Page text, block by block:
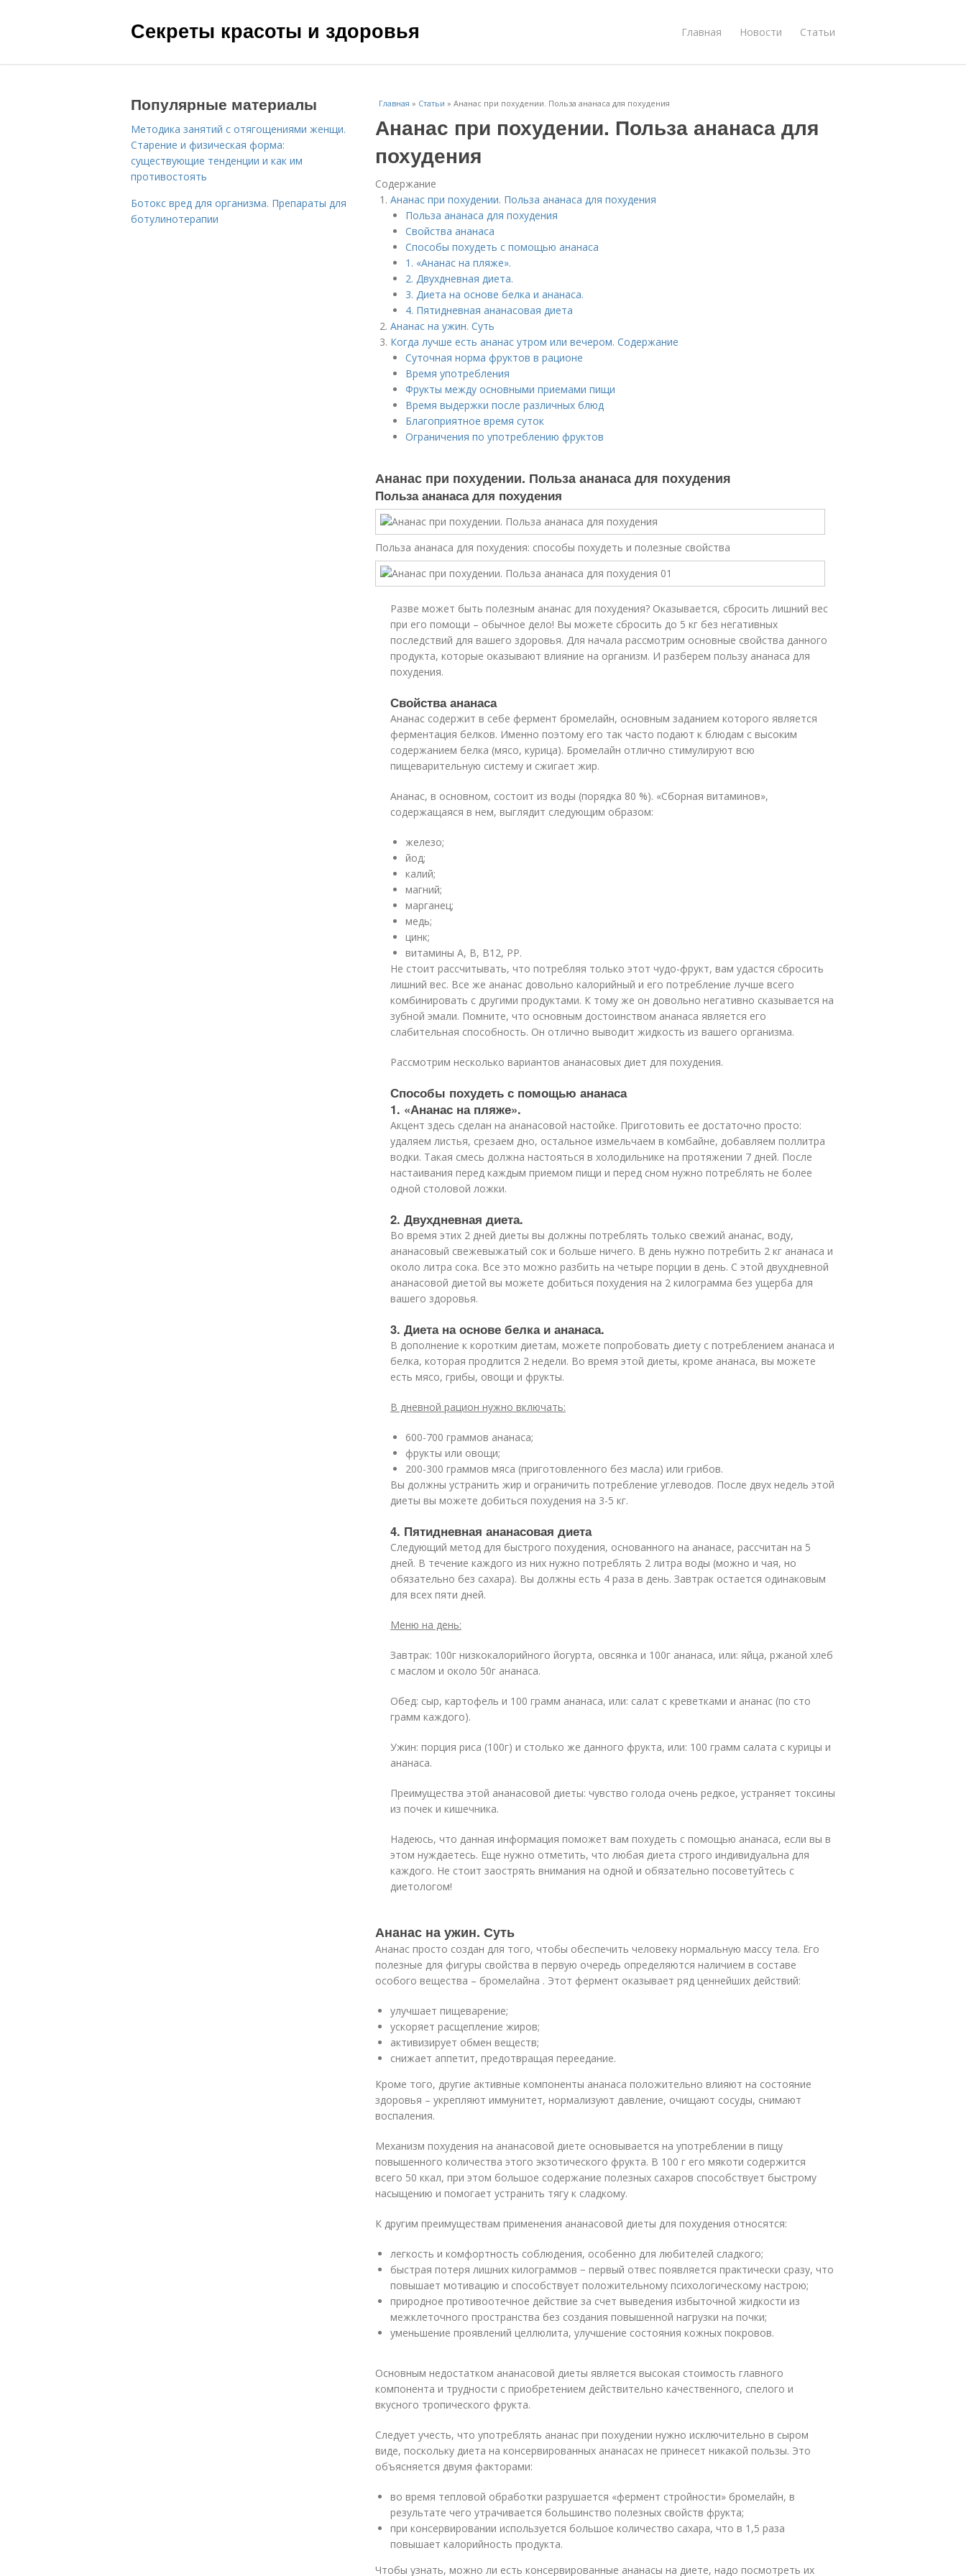
Секреты красоты и здоровья Главная Новости Статьи
Главная » Статьи » Ананас при похудении. Польза ананаса для похудения
Ананас при похудении. Польза ананаса для
похудения
Содержание
Ананас при похудении. Польза ананаса для похудения
Польза ананаса для похудения
Свойства ананаса
Способы похудеть с помощью ананаса
1. «Ананас на пляже».
2. Двухдневная диета.
3. Диета на основе белка и ананаса.
4. Пятидневная ананасовая диета
Ананас на ужин. Суть
Когда лучше есть ананас утром или вечером. Содержание
Суточная норма фруктов в рационе
Время употребления
Фрукты между основными приемами пищи
Время выдержки после различных блюд
Благоприятное время суток
Ограничения по употреблению фруктов
Ананас при похудении. Польза ананаса для похудения
Польза ананаса для похудения
Польза ананаса для похудения: способы похудеть и полезные свойства
Разве может быть полезным ананас для похудения? Оказывается, сбросить лишний вес
при его помощи – обычное дело! Вы можете сбросить до 5 кг без негативных
последствий для вашего здоровья. Для начала рассмотрим основные свойства данного
продукта, которые оказывают влияние на организм. И разберем пользу ананаса для
похудения.
Свойства ананаса
Ананас содержит в себе фермент бромелайн, основным заданием которого является
ферментация белков. Именно поэтому его так часто подают к блюдам с высоким
содержанием белка (мясо, курица). Бромелайн отлично стимулируют всю
пищеварительную систему и сжигает жир.
Ананас, в основном, состоит из воды (порядка 80 %). «Сборная витаминов»,
содержащаяся в нем, выглядит следующим образом:
железо;
йод;
калий;
магний;
марганец;
медь;
цинк;
витамины А, В, В12, РР.
Не стоит рассчитывать, что потребляя только этот чудо-фрукт, вам удастся сбросить
лишний вес. Все же ананас довольно калорийный и его потребление лучше всего
комбинировать с другими продуктами. К тому же он довольно негативно сказывается на
зубной эмали. Помните, что основным достоинством ананаса является его
слабительная способность. Он отлично выводит жидкость из вашего организма.
Рассмотрим несколько вариантов ананасовых диет для похудения.
Способы похудеть с помощью ананаса
1. «Ананас на пляже».
Акцент здесь сделан на ананасовой настойке. Приготовить ее достаточно просто:
удаляем листья, срезаем дно, остальное измельчаем в комбайне, добавляем поллитра
водки. Такая смесь должна настояться в холодильнике на протяжении 7 дней. После
настаивания перед каждым приемом пищи и перед сном нужно потреблять не более
одной столовой ложки.
2. Двухдневная диета.
Во время этих 2 дней диеты вы должны потреблять только свежий ананас, воду,
ананасовый свежевыжатый сок и больше ничего. В день нужно потребить 2 кг ананаса и
около литра сока. Все это можно разбить на четыре порции в день. С этой двухдневной
ананасовой диетой вы можете добиться похудения на 2 килограмма без ущерба для
вашего здоровья.
3. Диета на основе белка и ананаса.
В дополнение к коротким диетам, можете попробовать диету с потреблением ананаса и
белка, которая продлится 2 недели. Во время этой диеты, кроме ананаса, вы можете
есть мясо, грибы, овощи и фрукты.
В дневной рацион нужно включать:
600-700 граммов ананаса;
фрукты или овощи;
200-300 граммов мяса (приготовленного без масла) или грибов.
Вы должны устранить жир и ограничить потребление углеводов. После двух недель этой
диеты вы можете добиться похудения на 3-5 кг.
4. Пятидневная ананасовая диета
Следующий метод для быстрого похудения, основанного на ананасе, рассчитан на 5
дней. В течение каждого из них нужно потреблять 2 литра воды (можно и чая, но
обязательно без сахара). Вы должны есть 4 раза в день. Завтрак остается одинаковым
для всех пяти дней.
Меню на день:
Завтрак: 100г низкокалорийного йогурта, овсянка и 100г ананаса, или: яйца, ржаной хлеб
с маслом и около 50г ананаса.
Обед: сыр, картофель и 100 грамм ананаса, или: салат с креветками и ананас (по сто
грамм каждого).
Ужин: порция риса (100г) и столько же данного фрукта, или: 100 грамм салата с курицы и
ананаса.
Преимущества этой ананасовой диеты: чувство голода очень редкое, устраняет токсины
из почек и кишечника.
Надеюсь, что данная информация поможет вам похудеть с помощью ананаса, если вы в
этом нуждаетесь. Еще нужно отметить, что любая диета строго индивидуальна для
каждого. Не стоит заострять внимания на одной и обязательно посоветуйтесь с
диетологом!
Ананас на ужин. Суть
Ананас просто создан для того, чтобы обеспечить человеку нормальную массу тела. Его
полезные для фигуры свойства в первую очередь определяются наличием в составе
особого вещества – бромелайна . Этот фермент оказывает ряд ценнейших действий:
улучшает пищеварение;
ускоряет расщепление жиров;
активизирует обмен веществ;
снижает аппетит, предотвращая переедание.
Кроме того, другие активные компоненты ананаса положительно влияют на состояние
здоровья – укрепляют иммунитет, нормализуют давление, очищают сосуды, снимают
воспаления.
Механизм похудения на ананасовой диете основывается на употреблении в пищу
повышенного количества этого экзотического фрукта. В 100 г его мякоти содержится
всего 50 ккал, при этом большое содержание полезных сахаров способствует быстрому
насыщению и помогает устранить тягу к сладкому.
К другим преимуществам применения ананасовой диеты для похудения относятся:
легкость и комфортность соблюдения, особенно для любителей сладкого;
быстрая потеря лишних килограммов − первый отвес появляется практически сразу, что
повышает мотивацию и способствует положительному психологическому настрою;
природное противоотечное действие за счет выведения избыточной жидкости из
межклеточного пространства без создания повышенной нагрузки на почки;
уменьшение проявлений целлюлита, улучшение состояния кожных покровов.
Основным недостатком ананасовой диеты является высокая стоимость главного
компонента и трудности с приобретением действительно качественного, спелого и
вкусного тропического фрукта.
Следует учесть, что употреблять ананас при похудении нужно исключительно в сыром
виде, поскольку диета на консервированных ананасах не принесет никакой пользы. Это
объясняется двумя факторами:
во время тепловой обработки разрушается «фермент стройности» бромелайн, в
результате чего утрачивается большинство полезных свойств фрукта;
при консервировании используется большое количество сахара, что в 1,5 раза
повышает калорийность продукта.
Чтобы узнать, можно ли есть консервированные ананасы на диете, надо посмотреть их
Популярные материалы
Методика занятий с отягощениями женщи.
Старение и физическая форма:
существующие тенденции и как им
противостоять
Ботокс вред для организма. Препараты для
ботулинотерапии